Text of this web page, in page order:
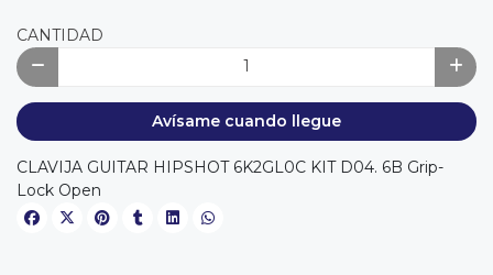
CANTIDAD
Avísame cuando llegue
CLAVIJA GUITAR HIPSHOT 6K2GL0C KIT D04. 6B Grip-
Lock Open